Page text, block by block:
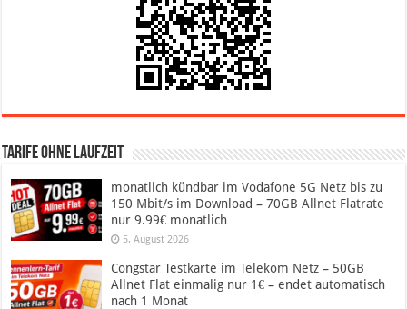
Tarife ohne Laufzeit
monatlich kündbar im Vodafone 5G Netz bis zu
150 Mbit/s im Download – 70GB Allnet Flatrate
nur 9.99€ monatlich
5. August 2026
Congstar Testkarte im Telekom Netz – 50GB
Allnet Flat einmalig nur 1€ – endet automatisch
nach 1 Monat